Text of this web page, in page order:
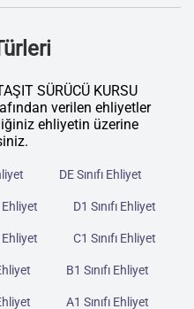
SÜRÜCÜ KURSU
verilen ehliyetler
ehliyetin üzerine
DE Sınıfı Ehliyet
Ehliyet D1 Sınıfı Ehliyet
Ehliyet C1 Sınıfı Ehliyet
B1 Sınıfı Ehliyet
A1 Sınıfı Ehliyet